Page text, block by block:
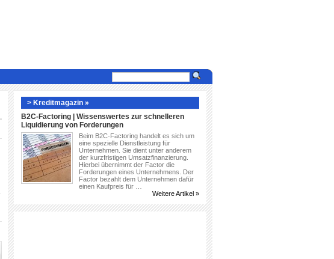
> Kreditmagazin »
B2C-Factoring | Wissenswertes zur schnelleren
Liquidierung von Forderungen
Beim B2C-Factoring handelt es sich um
eine spezielle Dienstleistung für
Unternehmen. Sie dient unter anderem
der kurzfristigen Umsatzfinanzierung.
Hierbei übernimmt der Factor die
Forderungen eines Unternehmens. Der
Factor bezahlt dem Unternehmen dafür
einen Kaufpreis für …
Weitere Artikel »